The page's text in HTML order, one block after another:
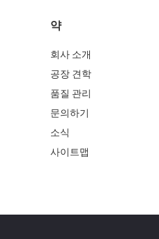
약
회사 소개
공장 견학
품질 관리
문의하기
소식
사이트맵